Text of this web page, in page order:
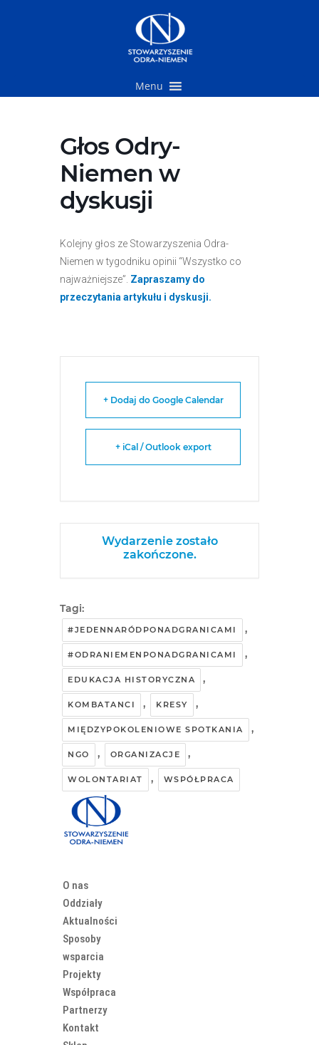
Menu
Głos Odry-
Niemen w
dyskusji
Kolejny głos ze Stowarzyszenia Odra-
Niemen w tygodniku opinii “Wszystko co
najważniejsze”. Zapraszamy do
przeczytania artykułu i dyskusji.
+ Dodaj do Google Calendar
+ iCal / Outlook export
Wydarzenie zostało
zakończone.
Tagi:
#JEDENNARÓDPONADGRANICAMI ,
#ODRANIEMENPONADGRANICAMI ,
EDUKACJA HISTORYCZNA ,
KOMBATANCI , KRESY ,
MIĘDZYPOKOLENIOWE SPOTKANIA ,
NGO , ORGANIZACJE ,
WOLONTARIAT , WSPÓŁPRACA
O nas
Oddziały
Aktualności
Sposoby
wsparcia
Projekty
Współpraca
Partnerzy
Kontakt